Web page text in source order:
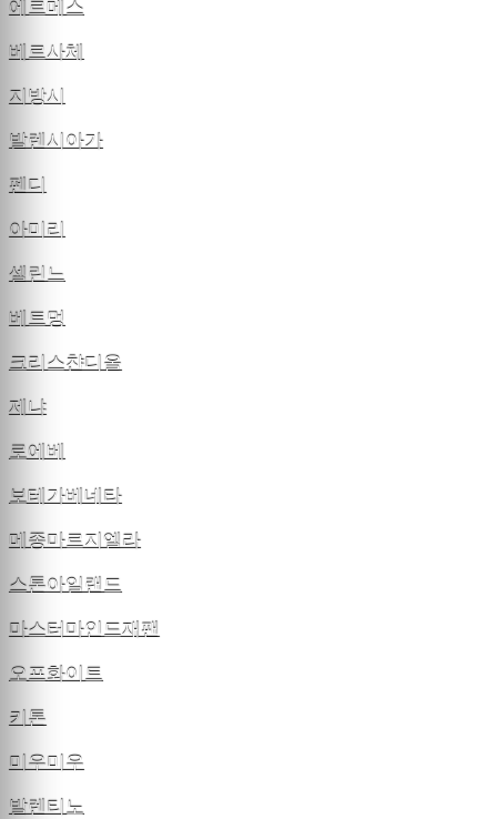
에르메스
베르사체
지방시
발렌시아가
펜디
아미리
셀린느
베트멍
크리스챤디올
제냐
로에베
보테가베네타
메종마르지엘라
스톤아일랜드
마스터마인드재팬
오프화이트
키톤
미우미우
발렌티노